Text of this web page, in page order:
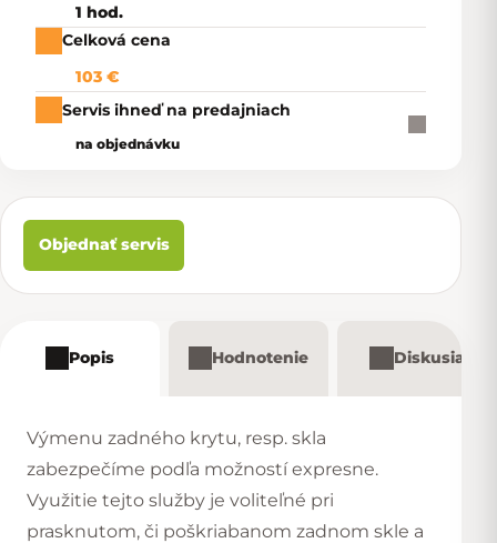
1 hod.
Celková cena
103 €
Servis ihneď na predajniach
na objednávku
Objednať servis
Popis Hodnotenie Diskusia
Výmenu zadného krytu, resp. skla
zabezpečíme podľa možností expresne.
Využitie tejto služby je voliteľné pri
prasknutom, či poškriabanom zadnom skle a